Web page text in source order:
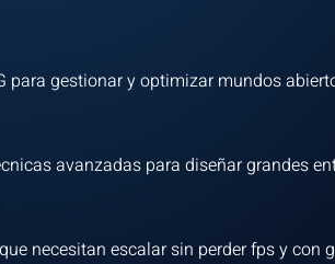
para gestionar y optimizar mundos
avanzadas para diseñar grandes
necesitan escalar sin perder fps y con